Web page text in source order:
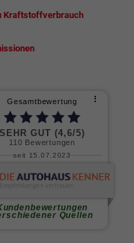
Kraftstoffverbrauch